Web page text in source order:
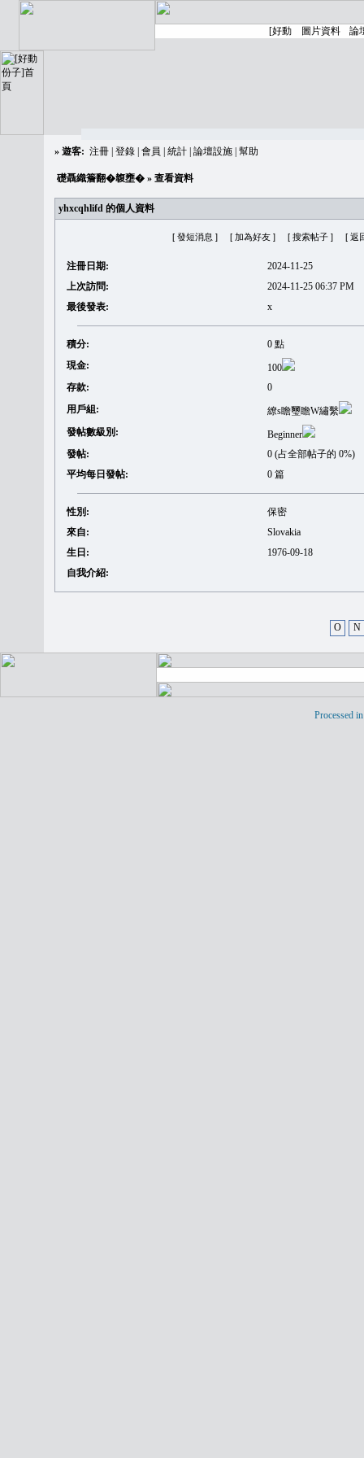
» 遊客: 注冊 登錄 會員 統計 論壇設施 幫助
礎聶織簷翻�䪖壅� » 查看資料
yhxcqhlifd 的個人資料
[ 發短消息 ] [ 加為好友 ] [ 搜索帖子 ] [ 返
注冊日期:
2024-11-25
上次訪問:
2024-11-25 06:37 PM
最後發表:
x
積分:
0 點
現金:
100
存款:
0
用戶組:
繚s瞻璽瞻W繡繫
發帖數級別:
Beginner
發帖:
0 (占全部帖子的 0%)
平均每日發帖:
0 篇
性別:
保密
來自:
Slovakia
生日:
1976-09-18
自我介紹:
O N
Processed